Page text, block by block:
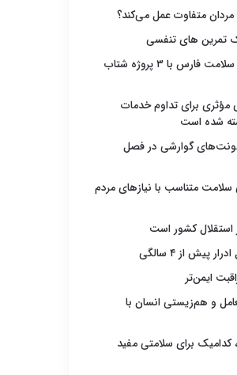
مردان متفاوت عمل می‌کند؟
تمرین های تنفسی
توسعه زیرساخت‌های سلامت فارس با ۳ پروژه شتاب
مؤثری برای تداوم خدمات
شده است
گوارشی در فصل
متناسب با نیازهای مردم
استقلال کشور است
پیش از ۴ سالگی
ایمن‌تر
و هم‌زیستی انسان با
برای سلامتی مفید